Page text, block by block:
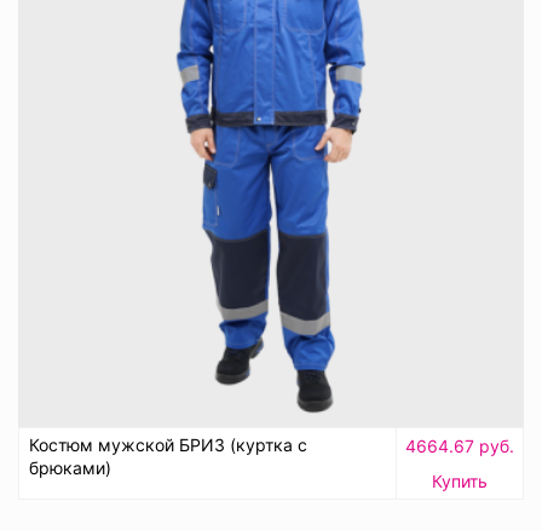
Костюм мужской БРИЗ (куртка с
брюками)
4664.67 руб.
Купить